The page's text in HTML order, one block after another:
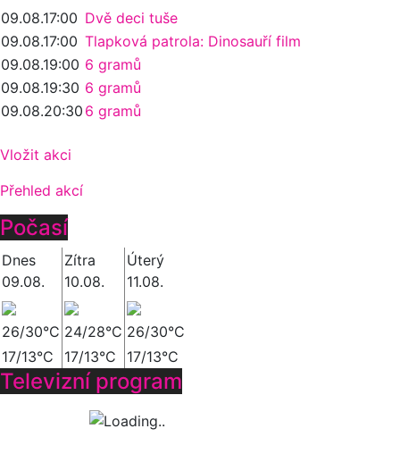
09.08.17:00 Dvě deci tuše
09.08.17:00 Tlapková patrola: Dinosauří film
09.08.19:00 6 gramů
09.08.19:30 6 gramů
09.08.20:30 6 gramů
Vložit akci
Přehled akcí
Počasí
Dnes
09.08.
Zítra
10.08.
Úterý
11.08.
26/30°C 24/28°C 26/30°C
17/13°C
17/13°C 17/13°C
Televizní program